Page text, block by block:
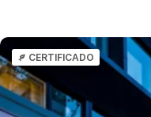
CERTIFICADO